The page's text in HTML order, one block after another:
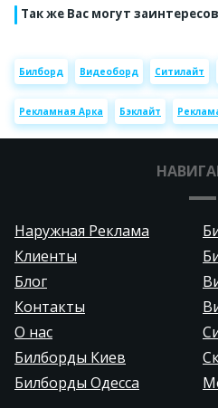
Так же Вас могут
Билборд Видеоборд Ситилайт
Рекламная Арка Бэклайт
Наружная Реклама
Клиенты
Блог
Контакты
О нас
Билборды Киев
Билборды Одесса